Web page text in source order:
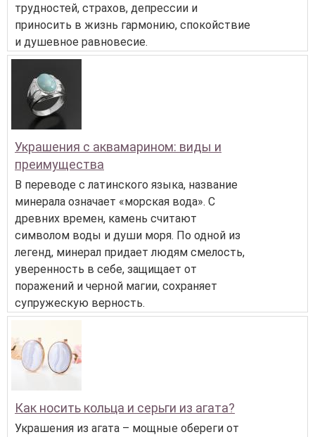
трудностей, страхов, депрессии и
приносить в жизнь гармонию, спокойствие
и душевное равновесие.
Украшения с аквамарином: виды и
преимущества
В переводе с латинского языка, название
минерала означает «морская вода». С
древних времен, камень считают
символом воды и души моря. По одной из
легенд, минерал придает людям смелость,
уверенность в себе, защищает от
поражений и черной магии, сохраняет
супружескую верность.
Как носить кольца и серьги из агата?
Украшения из агата – мощные обереги от